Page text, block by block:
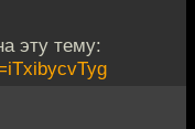
эту тему: